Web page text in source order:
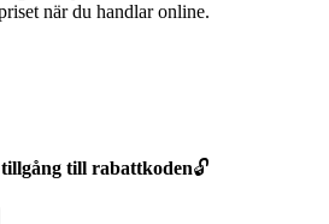
när du handlar online.
till rabattkoden🔓